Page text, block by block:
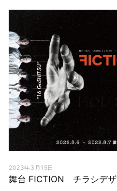
TOP
TOPICS
WORKS
STUDIO
ARTIST
2023年3月15日
舞台 FICTION チラシデザ